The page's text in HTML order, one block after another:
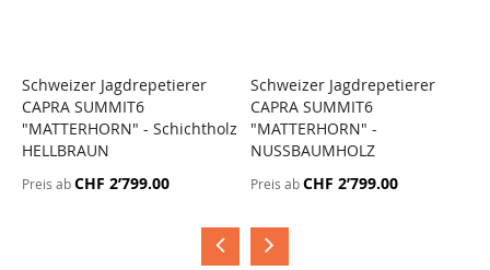
Schweizer Jagdrepetierer
CAPRA SUMMIT6
"MATTERHORN" - Schichtholz
HELLBRAUN
Preis abCHF 2’799.00
Schweizer Jagdrepetierer
CAPRA SUMMIT6
"MATTERHORN" -
NUSSBAUMHOLZ
Preis abCHF 2’799.00